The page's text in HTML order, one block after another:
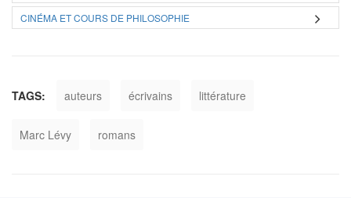
CINÉMA ET COURS DE PHILOSOPHIE
TAGS: auteurs écrivains littérature
Marc Lévy romans